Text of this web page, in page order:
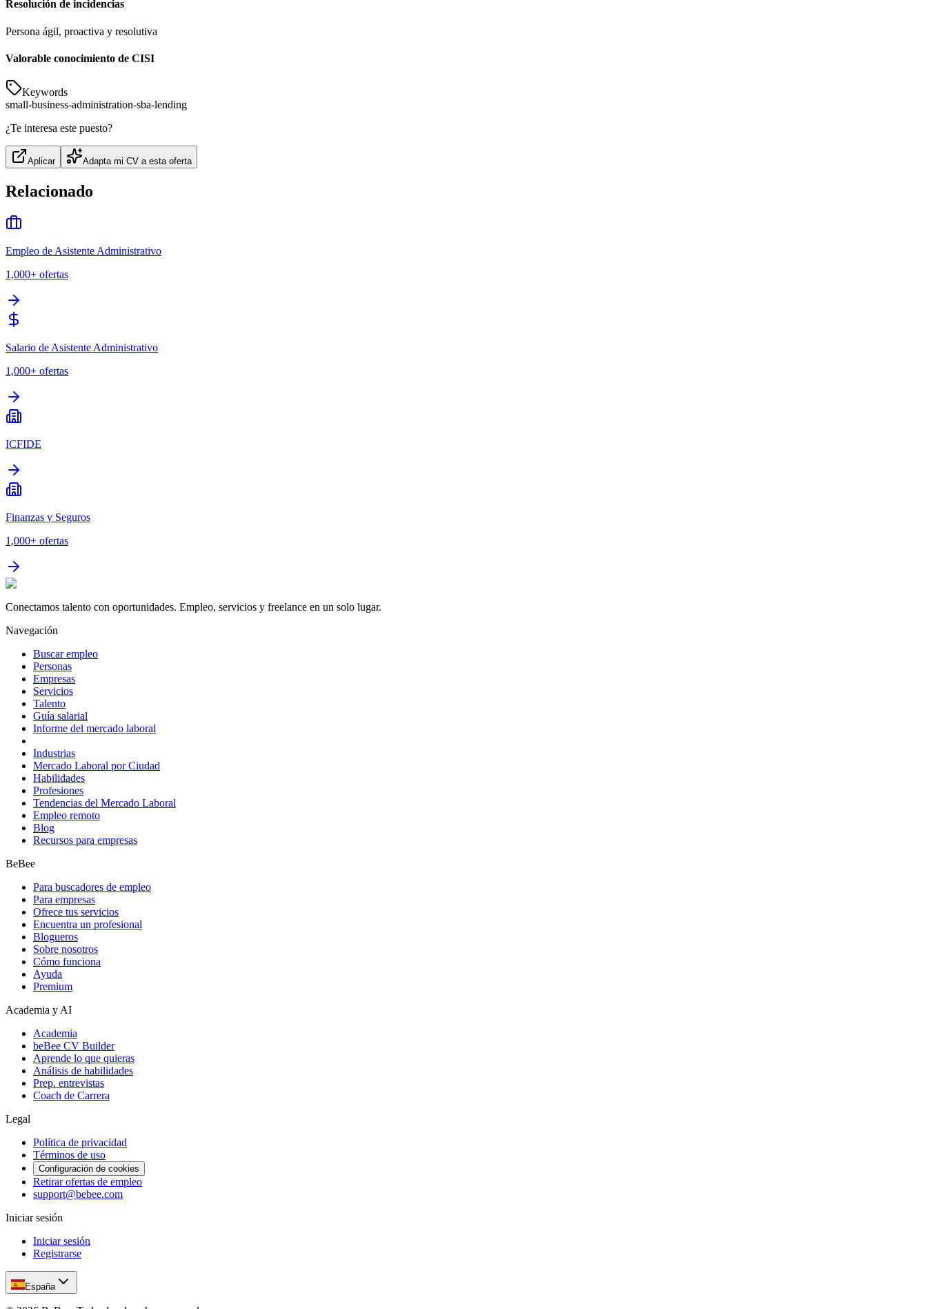
Resolución de incidencias
Persona ágil, proactiva y resolutiva
Valorable conocimiento de CISI
Keywords
small-business-administration-sba-lending
¿Te interesa este puesto?
Aplicar Adapta mi CV a esta oferta
Relacionado
Empleo de Asistente Administrativo
1,000+ ofertas
Salario de Asistente Administrativo
1,000+ ofertas
ICFIDE
Finanzas y Seguros
1,000+ ofertas
Conectamos talento con oportunidades. Empleo, servicios y freelance en un solo lugar.
Navegación
Buscar empleo
Personas
Empresas
Servicios
Talento
Guía salarial
Informe del mercado laboral
Industrias
Mercado Laboral por Ciudad
Habilidades
Profesiones
Tendencias del Mercado Laboral
Empleo remoto
Blog
Recursos para empresas
BeBee
Para buscadores de empleo
Para empresas
Ofrece tus servicios
Encuentra un profesional
Blogueros
Sobre nosotros
Cómo funciona
Ayuda
Premium
Academia y AI
Academia
beBee CV Builder
Aprende lo que quieras
Análisis de habilidades
Prep. entrevistas
Coach de Carrera
Legal
Política de privacidad
Términos de uso
Configuración de cookies
Retirar ofertas de empleo
support@bebee.com
Iniciar sesión
Iniciar sesión
Registrarse
España